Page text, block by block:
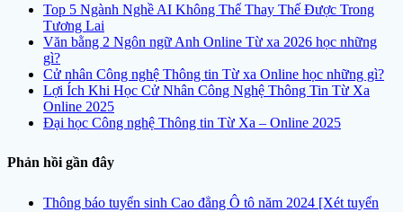
Top 5 Ngành Nghề AI Không Thể Thay Thế Được Trong
Tương Lai
Văn bằng 2 Ngôn ngữ Anh Online Từ xa 2026 học những
gì?
Cử nhân Công nghệ Thông tin Từ xa Online học những gì?
Lợi Ích Khi Học Cử Nhân Công Nghệ Thông Tin Từ Xa
Online 2025
Đại học Công nghệ Thông tin Từ Xa – Online 2025
Phản hồi gần đây
Thông báo tuyển sinh Cao đẳng Ô tô năm 2024 [Xét tuyển